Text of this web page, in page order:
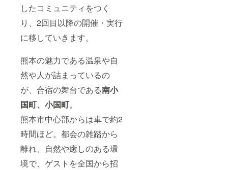
したコミュニティをつく
り、2回目以降の開催・実行
に移していきます。
熊本の魅力である温泉や自
然や人が詰まっているの
が、合宿の舞台である南小
国町、小国町。
熊本市中心部からは車で約2
時間ほど。都会の雑踏から
離れ、自然や癒しのある環
境で、ゲストを全国から招